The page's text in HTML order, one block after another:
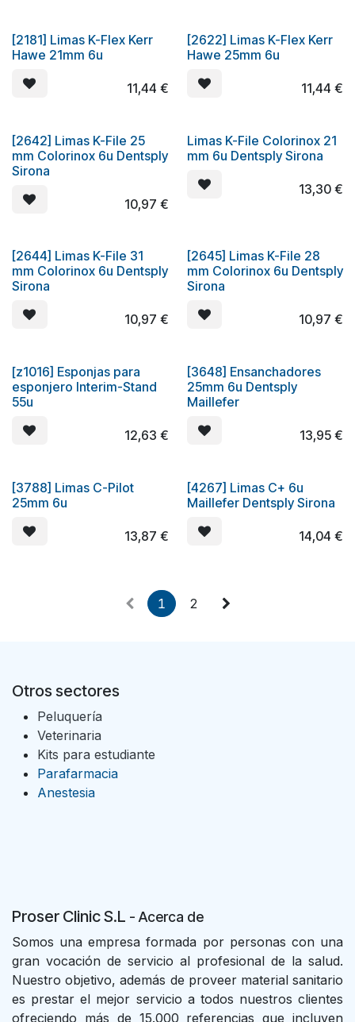
[2181] Limas K-Flex Kerr
Hawe 21mm 6u
11,44 €
[2622] Limas K-Flex Kerr
Hawe 25mm 6u
11,44 €
[2642] Limas K-File 25
mm Colorinox 6u Dentsply
Sirona
10,97 €
Limas K-File Colorinox 21
mm 6u Dentsply Sirona
13,30 €
[2644] Limas K-File 31
mm Colorinox 6u Dentsply
Sirona
10,97 €
[2645] Limas K-File 28
mm Colorinox 6u Dentsply
Sirona
10,97 €
[z1016] Esponjas para
esponjero Interim-Stand
55u
12,63 €
[3648] Ensanchadores
25mm 6u Dentsply
Maillefer
13,95 €
[3788] Limas C-Pilot
25mm 6u
13,87 €
[4267] Limas C+ 6u
Maillefer Dentsply Sirona
14,04 €
1 2
Otros sectores
Peluquería
Veterinaria
Kits para estudiante
Parafarmacia
Anestesia
Proser Clinic S.L - Acerca de
Somos una empresa formada por personas con una
gran vocación de servicio al profesional de la salud.
Nuestro objetivo, además de proveer material sanitario
es prestar el mejor servicio a todos nuestros clientes
ofreciendo más de 15.000 referencias que incluyen